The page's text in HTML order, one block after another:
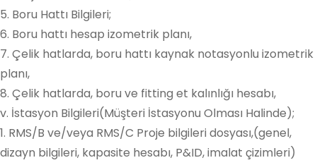
5. Boru Hattı Bilgileri;
6. Boru hattı hesap izometrik planı,
7. Çelik hatlarda, boru hattı kaynak notasyonlu izometrik
planı,
8. Çelik hatlarda, boru ve fitting et kalınlığı hesabı,
v. İstasyon Bilgileri(Müşteri İstasyonu Olması Halinde);
1. RMS/B ve/veya RMS/C Proje bilgileri dosyası,(genel,
dizayn bilgileri, kapasite hesabı, P&ID, imalat çizimleri)